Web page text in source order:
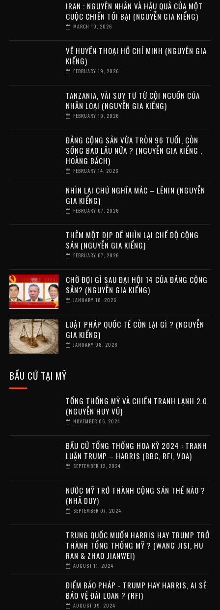
IRAN : NGUYÊN NHÂN VÀ HẬU QUẢ CỦA MỘT
CUỘC CHIẾN TỒI BẠI (NGUYỄN GIA KIỂNG)
MARCH 10, 2026
VỀ HUYỀN THOẠI HỒ CHÍ MINH (NGUYỄN GIA
KIỂNG)
FEBRUARY 19, 2026
TANZANIA, VÀI SUY TƯ TỪ CỘI NGUỒN CỦA
NHÂN LOẠI (NGUYỄN GIA KIỂNG)
FEBRUARY 19, 2026
ĐẢNG CỘNG SẢN VỪA TRÒN 96 TUỔI, CÒN
SỐNG BAO LÂU NỮA ? (NGUYỄN GIA KIỂNG ,
HOÀNG BÁCH)
FEBRUARY 14, 2026
NHÌN LẠI CHỦ NGHĨA MÁC – LÊNIN (NGUYỄN
GIA KIỂNG)
FEBRUARY 07, 2026
THÊM MỘT DỊP ĐỂ NHÌN LẠI CHẾ ĐỘ CỘNG
SẢN (NGUYỄN GIA KIỂNG)
FEBRUARY 07, 2026
CHỜ ĐỢI GÌ SAU ĐẠI HỘI 14 CỦA ĐẢNG CỘNG
SẢN? (NGUYỄN GIA KIỂNG)
JANUARY 18, 2026
LUẬT PHÁP QUỐC TẾ CÒN LẠI GÌ ? (NGUYỄN
GIA KIỂNG)
JANUARY 08, 2026
BẦU CỬ TẠI MỸ
TỔNG THỐNG MỸ VÀ CHIẾN TRANH LẠNH 2.0
(NGUYỄN HUY VŨ)
NOVEMBER 06, 2024
BẦU CỬ TỔNG THỐNG HOA KỲ 2024 : TRANH
LUẬN TRUMP – HARRIS (BBC, RFI, VOA)
SEPTEMBER 12, 2024
NƯỚC MỸ TRỞ THÀNH CỘNG SẢN THẾ NÀO ?
(NHÃ DUY)
SEPTEMBER 07, 2024
TRUNG QUỐC MUỐN HARRIS HAY TRUMP TRỞ
THÀNH TỔNG THỐNG MỸ ? (WANG JISI, HU
RAN & ZHAO JIANWEI)
AUGUST 11, 2024
ĐIỂM BÁO PHÁP - TRUMP HAY HARRIS, AI SẼ
BẢO VỆ ĐÀI LOAN ? (RFI)
AUGUST 09, 2024